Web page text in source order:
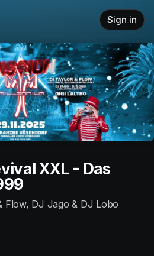
Sign in
XXL - Das
Flow, DJ Jago & DJ Lobo